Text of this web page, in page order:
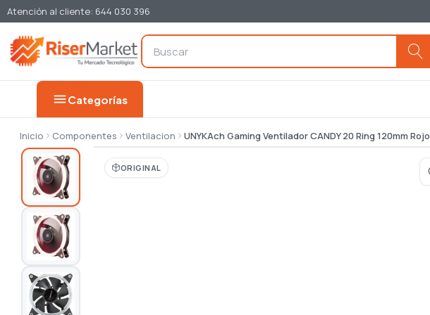
Atención al cliente: 644 030 396
menuCategorías
Inicio Componentes Ventilacion UNYKAch Gaming Ventilador CANDY 20 Ring 120mm Rojo
ORIGINAL